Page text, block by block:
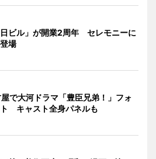
ビル」が開業2周年 セレモニーに
場
で大河ドラマ「豊臣兄弟！」フォ
ト キャスト全身パネルも